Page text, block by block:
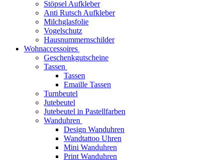
Stöpsel Aufkleber
Anti Rutsch Aufkleber
Milchglasfolie
Vogelschutz
Hausnummernschilder
Wohnaccessoires
Geschenkgutscheine
Tassen
Tassen
Emaille Tassen
Turnbeutel
Jutebeutel
Jutebeutel in Pastellfarben
Wanduhren
Design Wanduhren
Wandtattoo Uhren
Mini Wanduhren
Print Wanduhren